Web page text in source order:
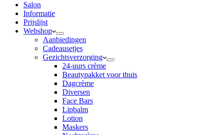
Salon
Informatie
Prijslijst
Webshop
Aanbiedingen
Cadeausetjes
Gezichtsverzorging
24-uurs crème
Beautypakket voor thuis
Dagcrème
Diversen
Face Bars
Lipbalm
Lotion
Maskers